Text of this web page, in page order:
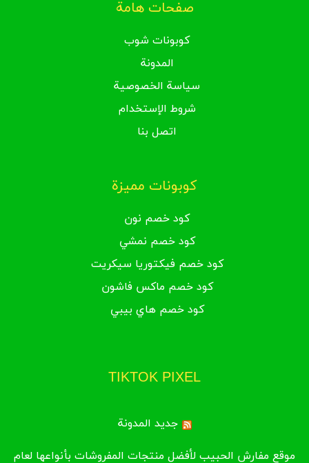
صفحات هامة
كوبونات شوب
المدونة
سياسة الخصوصية
شروط الإستخدام
اتصل بنا
كوبونات مميزة
كود خصم نون
كود خصم نمشي
كود خصم فيكتوريا سيكريت
كود خصم ماكس فاشون
كود خصم هاي بيبي
TIKTOK PIXEL
جديد المدونة
موقع مفارش الحبيب لأفضل منتجات المفروشات بأنواعها لعام